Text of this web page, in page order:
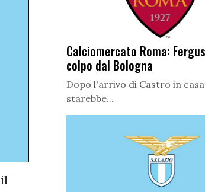
Calciomercato Roma:
colpo dal Bologna
Dopo l'arrivo di Castro in
starebbe...